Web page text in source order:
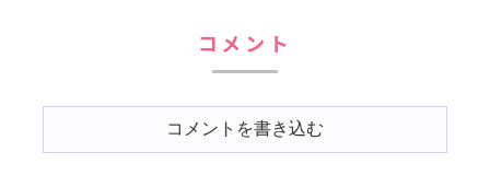
コメント
コメントを書き込む